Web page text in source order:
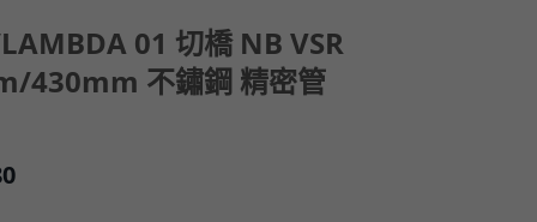
01 切橋 NB VSR
430mm 不鏽鋼 精密管